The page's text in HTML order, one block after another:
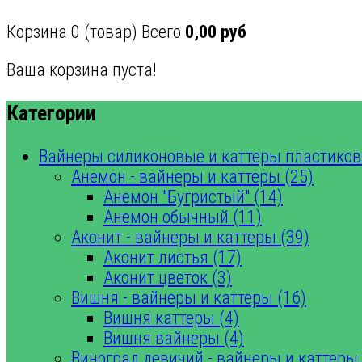
Корзина 0 (товар) Всего 0,00 руб
Ваша корзина пуста!
Категории
Вайнеры силиконовые и каттеры
Анемон - вайнеры и каттеры (25)
Анемон "Бугристый" (14)
Анемон обычный (11)
Аконит - вайнеры и каттеры (39)
Аконит листья (17)
Аконит цветок (3)
Вишня - вайнеры и каттеры (16)
Вишня каттеры (4)
Вишня вайнеры (4)